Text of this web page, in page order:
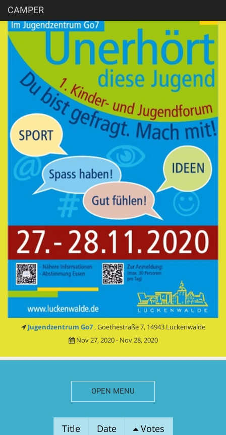
CAMPER
Jugendzentrum Go7 , Goethestraße 7, 14943 Luckenwalde
Nov 27, 2020 - Nov 28, 2020
OPEN MENU
Title Date Votes